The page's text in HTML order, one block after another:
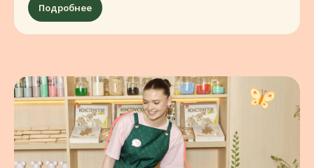
Подробнее МЕНЮ
Вкусно и взрослым,
Меню RIBAMBELLE — проверенные
временем хиты мировой кухни
и регулярно обновляемые авторские
блюда бренд-шефа RIBAMBELLE, в основе
которых только самые качественные
локальные и импортные продукты.